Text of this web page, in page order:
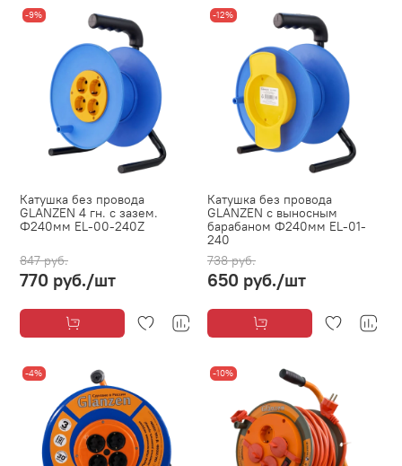
-9%
Катушка без провода
GLANZEN 4 гн. с зазем.
Ф240мм EL-00-240Z
847 руб.
770 руб./шт
-12%
Катушка без провода
GLANZEN с выносным
барабаном Ф240мм EL-01-
240
738 руб.
650 руб./шт
-4% -10%